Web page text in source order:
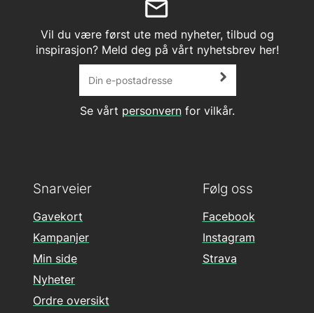
Vil du være først ute med nyheter, tilbud og
inspirasjon? Meld deg på vårt nyhetsbrev her!
Se vårt personvernfor vilkår.
Følg oss
Facebook
Instagram
Strava
Snarveier
Gavekort
Kampanjer
Min side
Nyheter
Ordre oversikt